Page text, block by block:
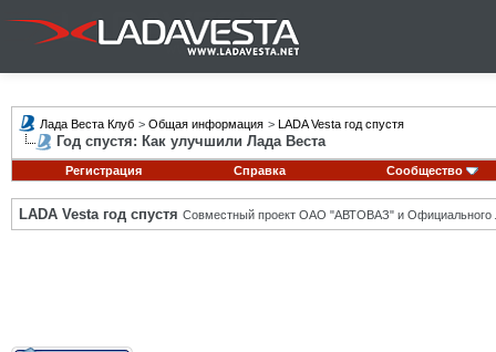
Лада Веста Клуб > Общая информация > LADA Vesta год спустя
Год спустя: Как улучшили Лада Веста
Регистрация Справка Сообщество
LADA Vesta год спустя Совместный проект ОАО "АВТОВАЗ" и Официального